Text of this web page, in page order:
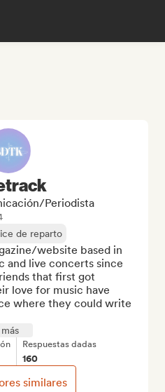
Periodista
de reparto
website based in
and live concerts since
that first got
love for music have
where they could write
Respuestas dadas
160
similares